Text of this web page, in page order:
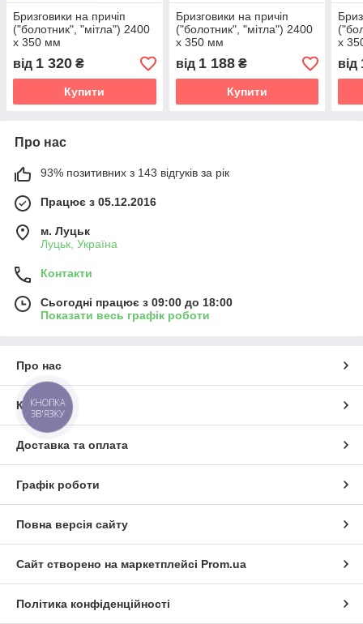
Бризговики на причіп
("болотник", "мітла") 2400
х 350 мм
від 1 320 ₴
Купити
Бризговики на причіп
("болотник", "мітла") 2400
х 350 мм
від 1 188₴
Купити
х
від
Про нас
93% позитивних з 143 відгуків за рік
Працює з 05.12.2016
м. Луцьк
Луцьк, Україна
Контакти
Сьогодні працює з 09:00 до 18:00
Показати весь графік роботи
Про нас
Контакти
Доставка та оплата
Графік роботи
Повна версія сайту
Сайт створено на маркетплейсі Prom.ua
Політика конфіденційності
КНОПКА
ЗВ'ЯЗКУ